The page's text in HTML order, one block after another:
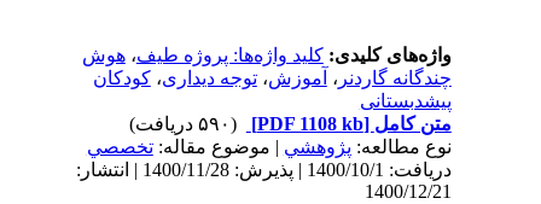
واژه‌های کلیدی:کلید واژه‌ها: پروژه طیف،هوش
چندگانه گاردنر، آموزش،توجه دیداری،کودکان
پیشدبستانی
متن کامل[PDF 1108 kb]
نوع مطالعه:پژوهشي| موضوع مقاله:تخصصي
دریافت: 1400/10/1 | پذیرش: 1400/11/28 | انتشار:
1400/12/21